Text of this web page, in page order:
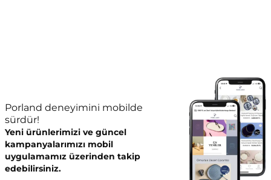
Porland deneyimini mobilde
sürdür!
Yeni ürünlerimizi ve güncel
kampanyalarımızı mobil
uygulamamız üzerinden takip
edebilirsiniz.